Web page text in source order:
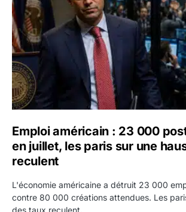
Emploi américain : 23 000
en juillet, les paris sur une
reculent
L'économie américaine a détruit 23 000
contre 80 000 créations attendues. Les
des taux reculent.